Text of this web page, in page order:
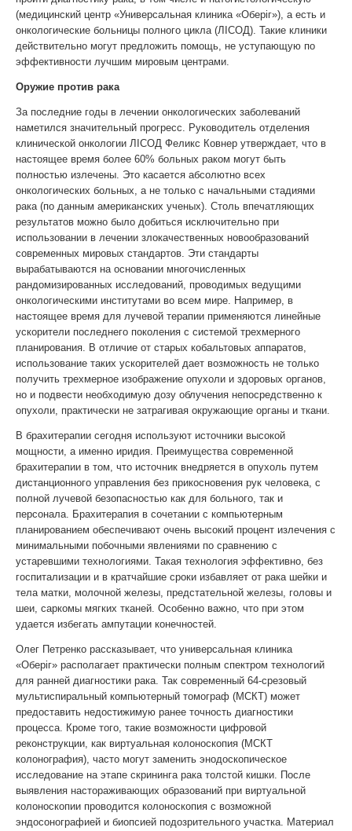
(медицинский центр «Универсальная клиника «Оберiг»), а есть и
онкологические больницы полного цикла (ЛIСОД). Такие клиники
действительно могут предложить помощь, не уступающую по
эффективности лучшим мировым центрами.
Оружие против рака
За последние годы в лечении онкологических заболеваний
наметился значительный прогресс. Руководитель отделения
клинической онкологии ЛIСОД Феликс Ковнер утверждает, что в
настоящее время более 60% больных раком могут быть
полностью излечены. Это касается абсолютно всех
онкологических больных, а не только с начальными стадиями
рака (по данным американских ученых). Столь впечатляющих
результатов можно было добиться исключительно при
использовании в лечении злокачественных новообразований
современных мировых стандартов. Эти стандарты
вырабатываются на основании многочисленных
рандомизированных исследований, проводимых ведущими
онкологическими институтами во всем мире. Например, в
настоящее время для лучевой терапии применяются линейные
ускорители последнего поколения с системой трехмерного
планирования. В отличие от старых кобальтовых аппаратов,
использование таких ускорителей дает возможность не только
получить трехмерное изображение опухоли и здоровых органов,
но и подвести необходимую дозу облучения непосредственно к
опухоли, практически не затрагивая окружающие органы и ткани.
В брахитерапии сегодня используют источники высокой
мощности, а именно иридия. Преимущества современной
брахитерапии в том, что источник внедряется в опухоль путем
дистанционного управления без прикосновения рук человека, с
полной лучевой безопасностью как для больного, так и
персонала. Брахитерапия в сочетании с компьютерным
планированием обеспечивают очень высокий процент излечения с
минимальными побочными явлениями по сравнению с
устаревшими технологиями. Такая технология эффективно, без
госпитализации и в кратчайшие сроки избавляет от рака шейки и
тела матки, молочной железы, предстательной железы, головы и
шеи, саркомы мягких тканей. Особенно важно, что при этом
удается избегать ампутации конечностей.
Олег Петренко рассказывает, что универсальная клиника
«Оберiг» располагает практически полным спектром технологий
для ранней диагностики рака. Так современный 64-срезовый
мультиспиральный компьютерный томограф (МСКТ) может
предоставить недостижимую ранее точность диагностики
процесса. Кроме того, такие возможности цифровой
реконструкции, как виртуальная колоноскопия (МСКТ
колонография), часто могут заменить энодоскопическое
исследование на этапе скрининга рака толстой кишки. После
выявления настораживающих образований при виртуальной
колоноскопии проводится колоноскопия с возможной
эндосонографией и биопсией подозрительного участка. Материал